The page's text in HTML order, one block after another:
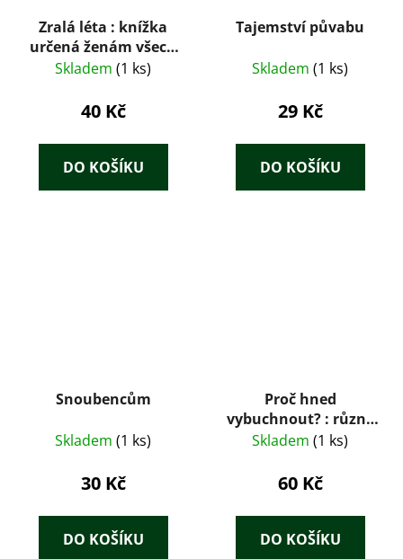
Zralá léta : knížka
určená ženám všech
věkových kategorií a
ženám porozumět
Skladem (1 ks)
40 Kč
DO KOŠÍKU
Tajemství půvabu
Skladem (1 ks)
29 Kč
DO KOŠÍKU
Snoubencům
Skladem (1 ks)
30 Kč
DO KOŠÍKU
Proč hned
vybuchnout? : různé
temperamenty v
Skladem (1 ks)
60 Kč
DO KOŠÍKU